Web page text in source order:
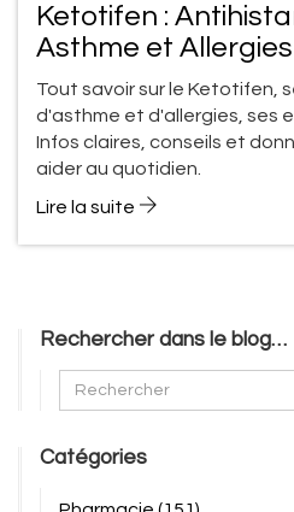
Ketotifen :
Asthme et
comprendre sur
Tout savoir sur le Ketotifen,
d'asthme et d'allergies, ses
Infos claires, conseils et
aider au quotidien.
Lire la suite
Rechercher dans le blog…
Catégories